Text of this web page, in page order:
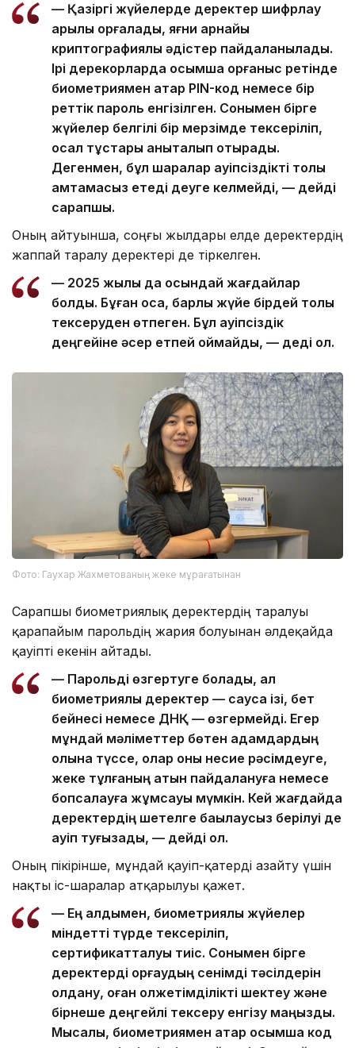
— Қазіргі жүйелерде деректер шифрлау
арқылы қорғалады, яғни арнайы
криптографиялық әдістер пайдаланылады.
Ірі дерекқорларда қосымша қорғаныс ретінде
биометриямен қатар PIN-код немесе бір
реттік пароль енгізілген. Сонымен бірге
жүйелер белгілі бір мерзімде тексеріліп,
осал тұстары анықталып отырады.
Дегенмен, бұл шаралар қауіпсіздікті толық
қамтамасыз етеді деуге келмейді, — дейді
сарапшы.
Оның айтуынша, соңғы жылдары елде деректердің
жаппай таралу деректері де тіркелген.
— 2025 жылы да осындай жағдайлар
болды. Бұған қоса, барлық жүйе бірдей толық
тексеруден өтпеген. Бұл қауіпсіздік
деңгейіне әсер етпей қоймайды, — деді ол.
Фото: Гаухар Жахметованың жеке мұрағатынан
Сарапшы биометриялық деректердің таралуы
қарапайым парольдің жария болуынан әлдеқайда
қауіпті екенін айтады.
— Парольді өзгертуге болады, ал
биометриялық деректер — саусақ ізі, бет
бейнесі немесе ДНҚ — өзгермейді. Егер
мұндай мәліметтер бөтен адамдардың
қолына түссе, олар оны несие рәсімдеуге,
жеке тұлғаның атын пайдалануға немесе
бопсалауға жұмсауы мүмкін. Кей жағдайда
деректердің шетелге бақылаусыз берілуі де
қауіп туғызады, — дейді ол.
Оның пікірінше, мұндай қауіп-қатерді азайту үшін
нақты іс-шаралар атқарылуы қажет.
— Ең алдымен, биометриялық жүйелер
міндетті түрде тексеріліп,
сертификатталуы тиіс. Сонымен бірге
деректерді қорғаудың сенімді тәсілдерін
қолдану, оған қолжетімділікті шектеу және
бірнеше деңгейлі тексеру енгізу маңызды.
Мысалы, биометриямен қатар қосымша код